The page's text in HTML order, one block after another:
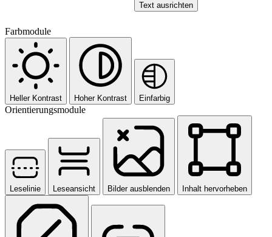
Text ausrichten
Farbmodule
Heller Kontrast Hoher Kontrast Einfarbig
Orientierungsmodule
Leselinie Leseansicht Bilder ausblenden Inhalt hervorheben